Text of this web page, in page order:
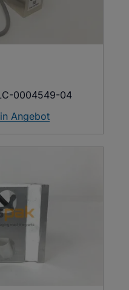
0004549-04
Angebot